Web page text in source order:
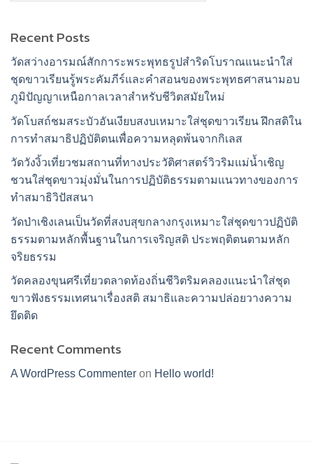
Recent Posts
วัดสว่างอารมณ์สักการะพระพุทธรูปสำริดโบราณแนะนำใส่
ชุดขาวเรียนรู้พระคัมภีร์และคำสอนของพระพุทธศาสนามอบ
ภูมิปัญญาเหนือกาลเวลาสำหรับชีวิตสมัยใหม่
วัดโบสถ์ชมสระบัวอันเงียบสงบเหมาะใส่ชุดขาวเรียน ฝึกสติใน
การทำสมาธิปฏิบัติตนเพื่อความหลุดพ้นจากกิเลส
วัดวังงิ้วเที่ยวชมสถานที่ทางประวัติศาสตร์วิวริมแม่น้ำเชิญ
ชวนใส่ชุดขาวมุ่งมั่นในการปฏิบัติธรรมตามแนวทางของการ
ทำสมาธิวิปัสสนา
วัดป่าเชิงเลนเป็นวัดที่สงบสุขกลางกรุงเหมาะใส่ชุดขาวปฏิบัติ
ธรรมตามหลักพื้นฐานในการเจริญสติ ประพฤติตนตามหลัก
จริยธรรม
วัดคลองขุนศรีเที่ยวตลาดท้องถิ่นชีวิตริมคลองแนะนำใส่ชุด
ขาวฟังธรรมเทศนาเรื่องสติ สมาธิและความปล่อยวางความ
ยึดติด
Recent Comments
A WordPress Commenter on Hello world!